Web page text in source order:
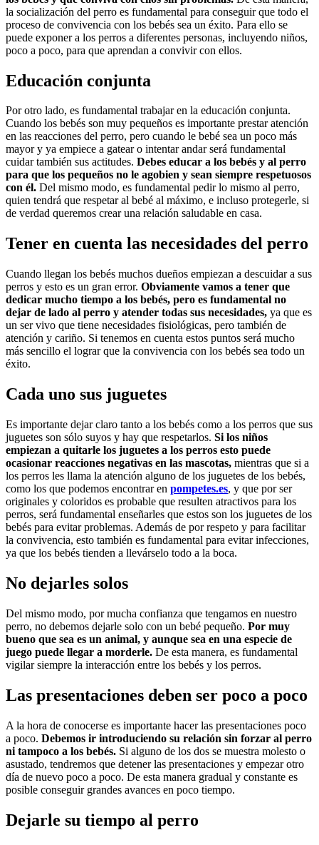
la socialización del perro es fundamental para conseguir que todo el
proceso de convivencia con los bebés sea un éxito. Para ello se
puede exponer a los perros a diferentes personas, incluyendo niños,
poco a poco, para que aprendan a convivir con ellos.
Educación conjunta
Por otro lado, es fundamental trabajar en la educación conjunta.
Cuando los bebés son muy pequeños es importante prestar atención
en las reacciones del perro, pero cuando le bebé sea un poco más
mayor y ya empiece a gatear o intentar andar será fundamental
cuidar también sus actitudes. Debes educar a los bebés y al perro
para que los pequeños no le agobien y sean siempre respetuosos
con él. Del mismo modo, es fundamental pedir lo mismo al perro,
quien tendrá que respetar al bebé al máximo, e incluso protegerle, si
de verdad queremos crear una relación saludable en casa.
Tener en cuenta las necesidades del perro
Cuando llegan los bebés muchos dueños empiezan a descuidar a sus
perros y esto es un gran error. Obviamente vamos a tener que
dedicar mucho tiempo a los bebés, pero es fundamental no
dejar de lado al perro y atender todas sus necesidades, ya que es
un ser vivo que tiene necesidades fisiológicas, pero también de
atención y cariño. Si tenemos en cuenta estos puntos será mucho
más sencillo el lograr que la convivencia con los bebés sea todo un
éxito.
Cada uno sus juguetes
Es importante dejar claro tanto a los bebés como a los perros que sus
juguetes son sólo suyos y hay que respetarlos. Si los niños
empiezan a quitarle los juguetes a los perros esto puede
ocasionar reacciones negativas en las mascotas, mientras que si a
los perros les llama la atención alguno de los juguetes de los bebés,
como los que podemos encontrar en pompetes.es, y que por ser
originales y coloridos es probable que resulten atractivos para los
perros, será fundamental enseñarles que estos son los juguetes de los
bebés para evitar problemas. Además de por respeto y para facilitar
la convivencia, esto también es fundamental para evitar infecciones,
ya que los bebés tienden a llevárselo todo a la boca.
No dejarles solos
Del mismo modo, por mucha confianza que tengamos en nuestro
perro, no debemos dejarle solo con un bebé pequeño. Por muy
bueno que sea es un animal, y aunque sea en una especie de
juego puede llegar a morderle. De esta manera, es fundamental
vigilar siempre la interacción entre los bebés y los perros.
Las presentaciones deben ser poco a poco
A la hora de conocerse es importante hacer las presentaciones poco
a poco. Debemos ir introduciendo su relación sin forzar al perro
ni tampoco a los bebés. Si alguno de los dos se muestra molesto o
asustado, tendremos que detener las presentaciones y empezar otro
día de nuevo poco a poco. De esta manera gradual y constante es
posible conseguir grandes avances en poco tiempo.
Dejarle su tiempo al perro